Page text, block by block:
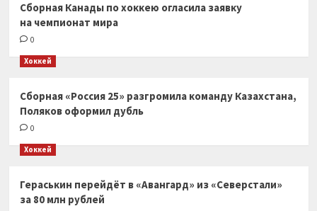
Сборная Канады по хоккею огласила заявку
на чемпионат мира
0
Хоккей
Сборная «Россия 25» разгромила команду Казахстана,
Поляков оформил дубль
0
Хоккей
Гераськин перейдёт в «Авангард» из «Северстали»
за 80 млн рублей